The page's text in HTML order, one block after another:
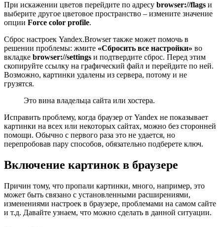
При искажении цветов перейдите по адресу browser://flags и
выберите другое цветовое пространство – измените значение
опции Force color profile.
Сброс настроек Yandex.Browser также может помочь в
решении проблемы: жмите «Сбросить все настройки» во
вкладке browser://settings и подтвердите сброс. Перед этим
скопируйте ссылку на графический файл и перейдите по ней.
Возможно, картинки удалены из сервера, потому и не
грузятся.
Это вина владельца сайта или хостера.
Исправить проблему, когда браузер от Yandex не показывает
картинки на всех или некоторых сайтах, можно без сторонней
помощи. Обычно с первого раза это не удается, но
перепробовав пару способов, обязательно подберете ключ.
Включение картинок в браузере
Причин тому, что пропали картинки, много, например, это
может быть связано с установленными расширениями,
изменениями настроек в браузере, проблемами на самом сайте
и т.д. Давайте узнаем, что можно сделать в данной ситуации.